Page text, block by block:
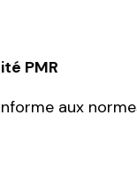
PMR
aux